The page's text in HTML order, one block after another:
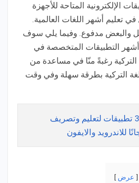
الإلكترونية المتاحة للأجهزة
تعليم أشهر اللغات العالمية.
والبعض مدفوع. وفيما يلي سوف
التطبيقات المتخصصة في
التركية رغبةً منّا في مساعدة من
التركية بطرقة سهلة وفي وقت
أفضل 3 تطبيقات لتعليم وتصريف
للاندرويد والايفون
عرض